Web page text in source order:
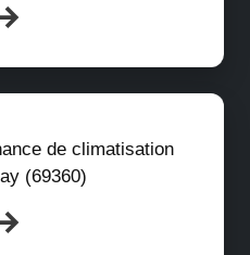
de climatisation
(69360)